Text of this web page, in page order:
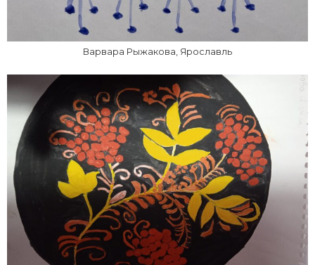
Варвара Рыжакова, Ярославль